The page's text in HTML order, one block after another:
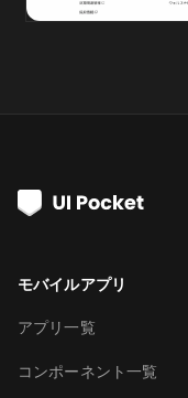
モバイルアプリ
アプリ一覧
コンポーネント一覧